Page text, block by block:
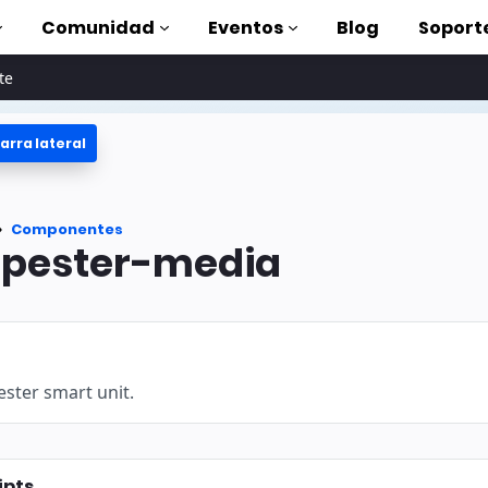
AMP
de AMP
to AMP
cursos
Comunidad Eventos Blog
lateral
Componentes
media
smart unit.